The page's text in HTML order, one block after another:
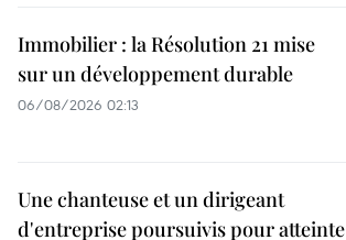
Immobilier : la Résolution 21 mise
sur un développement durable
06/08/2026 02:13
Une chanteuse et un dirigeant
d'entreprise poursuivis pour atteinte